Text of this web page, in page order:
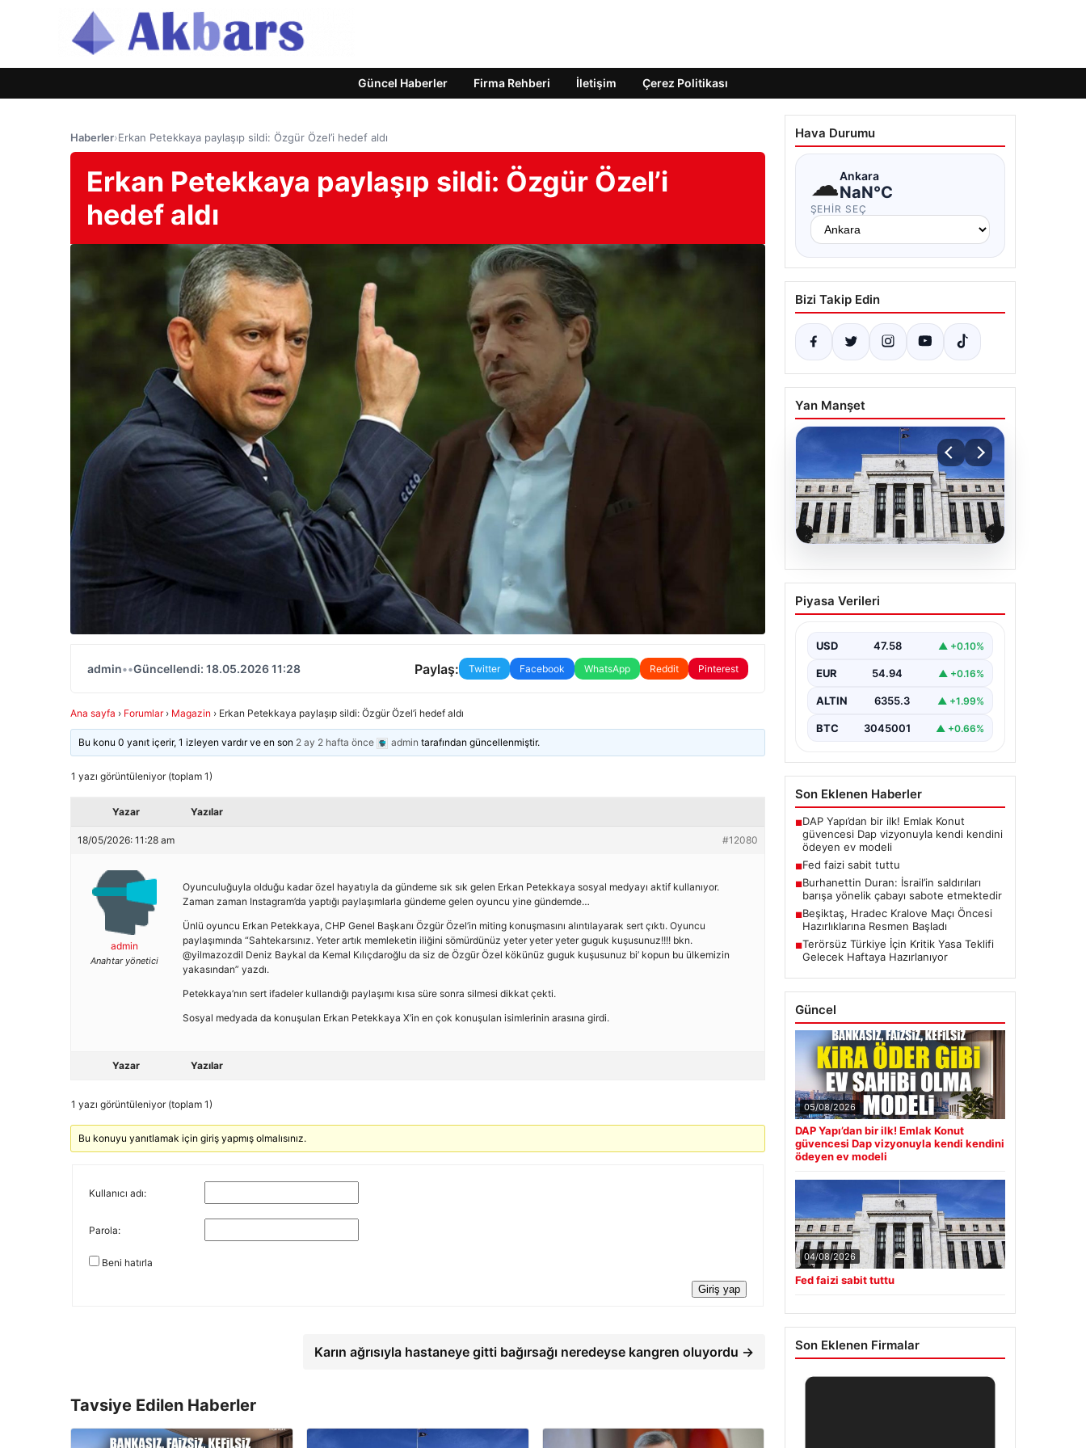
Güncel Haberler Firma Rehberi İletişim Çerez Politikası
Haberler›Erkan Petekkaya paylaşıp sildi: Özgür Özel’i hedef aldı
Erkan Petekkaya paylaşıp sildi: Özgür Özel’i
hedef aldı
admin••Güncellendi: 18.05.2026 11:28 Paylaş: Twitter Facebook WhatsApp Reddit Pinterest
Ana sayfa › Forumlar › Magazin › Erkan Petekkaya paylaşıp sildi: Özgür Özel’i hedef aldı
Bu konu 0 yanıt içerir, 1 izleyen vardır ve en son 2 ay 2 hafta önce admin tarafından güncellenmiştir.
1 yazı görüntüleniyor (toplam 1)
Yazar Yazılar
18/05/2026: 11:28 am #12080
admin
Anahtar yönetici
Oyunculuğuyla olduğu kadar özel hayatıyla da gündeme sık sık gelen Erkan Petekkaya sosyal medyayı aktif kullanıyor.
Zaman zaman Instagram’da yaptığı paylaşımlarla gündeme gelen oyuncu yine gündemde…
Ünlü oyuncu Erkan Petekkaya, CHP Genel Başkanı Özgür Özel’in miting konuşmasını alıntılayarak sert çıktı. Oyuncu
paylaşımında “Sahtekarsınız. Yeter artık memleketin iliğini sömürdünüz yeter yeter yeter guguk kuşusunuz!!!! bkn.
@yilmazozdil Deniz Baykal da Kemal Kılıçdaroğlu da siz de Özgür Özel kökünüz guguk kuşusunuz bi’ kopun bu ülkemizin
yakasından” yazdı.
Petekkaya’nın sert ifadeler kullandığı paylaşımı kısa süre sonra silmesi dikkat çekti.
Sosyal medyada da konuşulan Erkan Petekkaya X’in en çok konuşulan isimlerinin arasına girdi.
Yazar Yazılar
1 yazı görüntüleniyor (toplam 1)
Bu konuyu yanıtlamak için giriş yapmış olmalısınız.
Kullanıcı adı:
Parola:
Beni hatırla
Giriş yap
Karın ağrısıyla hastaneye gitti bağırsağı neredeyse kangren oluyordu →
Tavsiye Edilen Haberler
Hava Durumu
☁Ankara
NaN°C
ŞEHIR SEÇ
Bizi Takip Edin
Yan Manşet
04.08.2026
Fed faizi sabit tuttu
Piyasa Verileri
USD 47.58 ▲ +0.10%
EUR 54.94 ▲ +0.16%
ALTIN 6355.3 ▲ +1.99%
BTC 3045001 ▲ +0.66%
Son Eklenen Haberler
■DAP Yapı’dan bir ilk! Emlak Konut
güvencesi Dap vizyonuyla kendi kendini
ödeyen ev modeli
■Fed faizi sabit tuttu
■Burhanettin Duran: İsrail’in saldırıları
barışa yönelik çabayı sabote etmektedir
■Beşiktaş, Hradec Kralove Maçı Öncesi
Hazırlıklarına Resmen Başladı
■Terörsüz Türkiye İçin Kritik Yasa Teklifi
Gelecek Haftaya Hazırlanıyor
Güncel
05/08/2026
DAP Yapı’dan bir ilk! Emlak Konut
güvencesi Dap vizyonuyla kendi kendini
ödeyen ev modeli
04/08/2026
Fed faizi sabit tuttu
Son Eklenen Firmalar